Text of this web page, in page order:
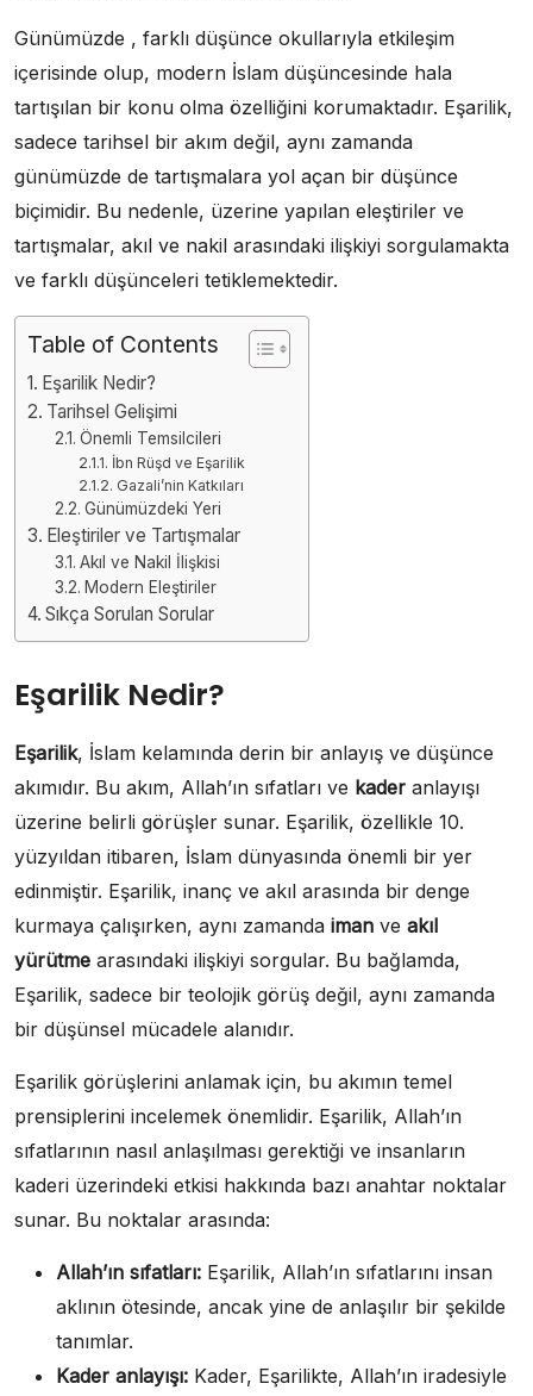
Günümüzde , farklı düşünce okullarıyla etkileşim
içerisinde olup, modern İslam düşüncesinde hala
tartışılan bir konu olma özelliğini korumaktadır. Eşarilik,
sadece tarihsel bir akım değil, aynı zamanda
günümüzde de tartışmalara yol açan bir düşünce
biçimidir. Bu nedenle, üzerine yapılan eleştiriler ve
tartışmalar, akıl ve nakil arasındaki ilişkiyi sorgulamakta
ve farklı düşünceleri tetiklemektedir.
Table of Contents
Eşarilik Nedir?
Tarihsel Gelişimi
Önemli Temsilcileri
İbn Rüşd ve Eşarilik
Gazali’nin Katkıları
Günümüzdeki Yeri
Eleştiriler ve Tartışmalar
Akıl ve Nakil İlişkisi
Modern Eleştiriler
Sıkça Sorulan Sorular
Eşarilik Nedir?
Eşarilik, İslam kelamında derin bir anlayış ve düşünce
akımıdır. Bu akım, Allah’ın sıfatları ve kader anlayışı
üzerine belirli görüşler sunar. Eşarilik, özellikle 10.
yüzyıldan itibaren, İslam dünyasında önemli bir yer
edinmiştir. Eşarilik, inanç ve akıl arasında bir denge
kurmaya çalışırken, aynı zamanda iman ve akıl
yürütme arasındaki ilişkiyi sorgular. Bu bağlamda,
Eşarilik, sadece bir teolojik görüş değil, aynı zamanda
bir düşünsel mücadele alanıdır.
Eşarilik görüşlerini anlamak için, bu akımın temel
prensiplerini incelemek önemlidir. Eşarilik, Allah’ın
sıfatlarının nasıl anlaşılması gerektiği ve insanların
kaderi üzerindeki etkisi hakkında bazı anahtar noktalar
sunar. Bu noktalar arasında:
Allah’ın sıfatları: Eşarilik, Allah’ın sıfatlarını insan
aklının ötesinde, ancak yine de anlaşılır bir şekilde
tanımlar.
Kader anlayışı: Kader, Eşarilikte, Allah’ın iradesiyle